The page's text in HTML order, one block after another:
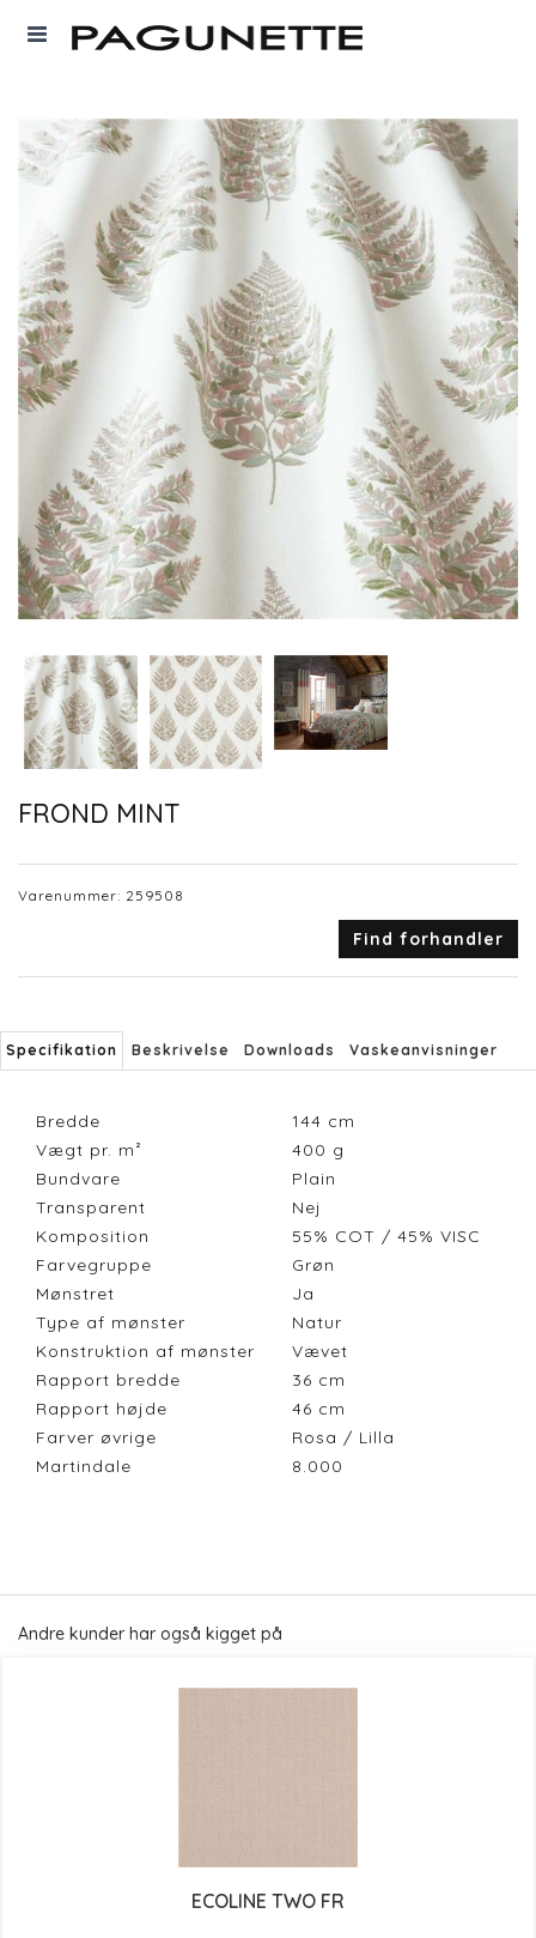
FROND MINT
Varenummer: 259508
Find forhandler
Specifikation Beskrivelse Downloads Vaskeanvisninger
Bredde 144 cm
Vægt pr. m²
400 g
Bundvare
Plain
Transparent
Nej
Komposition
55% COT / 45% VISC
Farvegruppe
Grøn
Mønstret
Ja
Type af mønster
Natur
Konstruktion af mønster
Vævet
Rapport bredde
36 cm
Rapport højde
46 cm
Farver øvrige
Rosa / Lilla
Martindale
8.000
Andre kunder har også kigget på
ECOLINE TWO FR